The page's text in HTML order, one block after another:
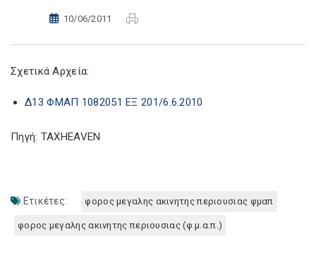
10/06/2011
Σχετικά Αρχεία:
Δ13 ΦΜΑΠ 1082051 ΕΞ 201/6.6.2010
Πηγή: TAXHEAVEN
Ετικέτες: φορος μεγαλης ακινητης περιουσιας φμαπ
φορος μεγαλης ακινητης περιουσιας (φ.μ.α.π.)